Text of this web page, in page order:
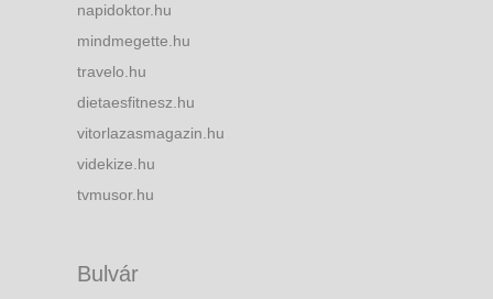
napidoktor.hu
mindmegette.hu
travelo.hu
dietaesfitnesz.hu
vitorlazasmagazin.hu
videkize.hu
tvmusor.hu
Bulvár